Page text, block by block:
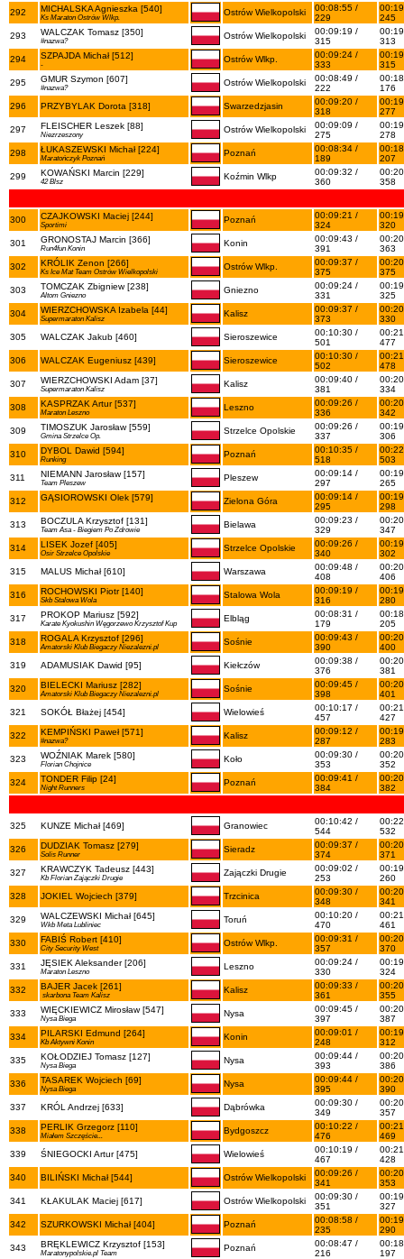
292
MICHALSKA Agnieszka [540]
Ks Maraton Ostrów Wlkp.
Ostrów Wielkopolski
00:08:55 /
229
245
293
WALCZAK Tomasz [350]
#nazwa?
Ostrów Wielkopolski
00:09:19 /
315
313
294
SZPAJDA Michał [512]
-
Ostrów Wlkp.
00:09:24 /
333
315
295
GMUR Szymon [607]
#nazwa?
Ostrów Wielkopolski
00:08:49 /
222
176
296
PRZYBYLAK Dorota [318] Swarzedzjasin
00:09:20 /
318
277
297
FLEISCHER Leszek [88]
Niezrzeszony
Ostrów Wielkopolski
00:09:09 /
275
278
298
ŁUKASZEWSKI Michał [224]
Maratończyk Poznań
Poznań
00:08:34 /
189
207
299
KOWAŃSKI Marcin [229]
42 Blsz
Koźmin Wlkp
00:09:32 /
360
358
300 CZAJKOWSKI Maciej [244]
Sportimi
Poznań
00:09:21 /
324
320
301
GRONOSTAJ Marcin [366]
Run4fun Konin
Konin
00:09:43 /
391
363
302
KRÓLIK Zenon [266]
Ks Ice Mat Team Ostrów Wielkopolski
Ostrów Wlkp.
00:09:37 /
375
375
303
TOMCZAK Zbigniew [238]
Altom Gniezno
Gniezno
00:09:24 /
331
325
304
WIERZCHOWSKA Izabela [44]
Supermaraton Kalisz
Kalisz
00:09:37 /
373
330
305
WALCZAK Jakub [460] Sieroszewice
00:10:30 /
501
477
306
WALCZAK Eugeniusz [439] Sieroszewice
00:10:30 /
502
478
307
WIERZCHOWSKI Adam [37]
Supermaraton Kalisz
Kalisz
00:09:40 /
381
334
308
KASPRZAK Artur [537]
Maraton Leszno
Leszno
00:09:26 /
336
342
309
TIMOSZUK Jarosław [559]
Gmina Strzelce Op.
Strzelce Opolskie
00:09:26 /
337
306
310
DYBOL Dawid [594]
Runking
Poznań
00:10:35 /
518
503
311
NIEMANN Jarosław [157]
Team Pleszew
Pleszew
00:09:14 /
297
265
312
GĄSIOROWSKI Olek [579] Zielona Góra
00:09:14 /
295
298
313
BOCZULA Krzysztof [131]
Team Asa - Biegiem Po Zdrowie
Bielawa
00:09:23 /
329
347
314
LISEK Jozef [405]
Osir Strzelce Opolskie
Strzelce Opolskie
00:09:26 /
340
302
315
MALUS Michał [610] Warszawa
00:09:48 /
408
406
316
ROCHOWSKI Piotr [140]
Skb Stalowa Wola
Stalowa Wola
00:09:19 /
316
280
317
PROKOP Mariusz [592]
Karate Kyokushin Węgorzewo Krzysztof Kup
Elbląg
00:08:31 /
179
205
318
ROGALA Krzysztof [296]
Amatorski Klub Biegaczy Niezalezni.pl
Sośnie
00:09:43 /
390
400
319
ADAMUSIAK Dawid [95] Kiełczów
00:09:38 /
376
381
320
BIELECKI Mariusz [282]
Amatorski Klub Biegaczy Niezalezni.pl
Sośnie
00:09:45 /
398
401
321
SOKÓŁ Błażej [454] Wielowieś
00:10:17 /
457
427
322
KEMPIŃSKI Paweł [571]
#nazwa?
Kalisz
00:09:12 /
287
283
323
WOŹNIAK Marek [580]
Florian Chojnice
Koło
00:09:30 /
353
352
324
TONDER Filip [24]
Night Runners
Poznań
00:09:41 /
384
382
325 KUNZE Michał [469] Granowiec
00:10:42 /
544
532
326
DUDZIAK Tomasz [279]
Solis Runner
Sieradz
00:09:37 /
374
371
327
KRAWCZYK Tadeusz [443]
Kb Florian Zajączki Drugie
Zajączki Drugie
00:09:02 /
253
260
328
JOKIEL Wojciech [379] Trzcinica
00:09:30 /
348
341
329
WALCZEWSKI Michał [645]
Wkb Meta Lubliniec
Toruń
00:10:20 /
470
461
330
FABIŚ Robert [410]
City Security West
Ostrów Wlkp.
00:09:31 /
357
370
331
JĘSIEK Aleksander [206]
Maraton Leszno
Leszno
00:09:24 /
330
324
332
BAJER Jacek [261]
skarbona Team Kalisz
Kalisz
00:09:33 /
361
355
333
WIĘCKIEWICZ Mirosław [547]
Nysa Biega
Nysa
00:09:45 /
397
387
334
PILARSKI Edmund [264]
Kb Aktywni Konin
Konin
00:09:01 /
248
312
335
KOŁODZIEJ Tomasz [127]
Nysa Biega
Nysa
00:09:44 /
393
386
336
TASAREK Wojciech [69]
Nysa Biega
Nysa
00:09:44 /
395
390
337
KRÓL Andrzej [633] Dąbrówka
00:09:30 /
349
357
338
PERLIK Grzegorz [110]
Miałem Szczęście...
Bydgoszcz
00:10:22 /
476
469
339
ŚNIEGOCKI Artur [475] Wielowieś
00:10:19 /
467
428
340
BILIŃSKI Michał [544] Ostrów Wielkopolski
00:09:26 /
341
353
341
KŁAKULAK Maciej [617] Ostrów Wielkopolski
00:09:30 /
351
327
342
SZURKOWSKI Michał [404] Poznań
00:08:58 /
235
290
343
BRĘKLEWICZ Krzysztof [153]
Maratonypolskie.pl Team
Poznań
00:08:47 /
216
197